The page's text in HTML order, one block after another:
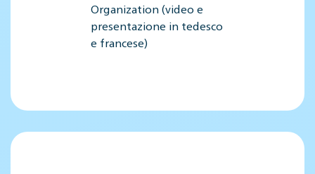
Organization (video e
presentazione in tedesco
e francese)